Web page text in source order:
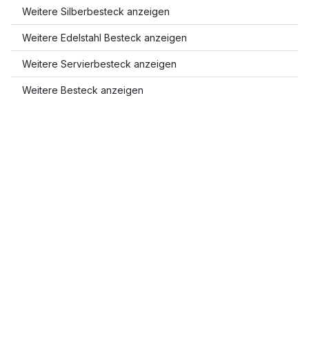
Weitere Silberbesteck anzeigen
Weitere Edelstahl Besteck anzeigen
Weitere Servierbesteck anzeigen
Weitere Besteck anzeigen